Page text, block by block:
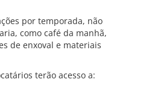
por temporada, não
como café da manhã,
de enxoval e materiais
terão acesso a: